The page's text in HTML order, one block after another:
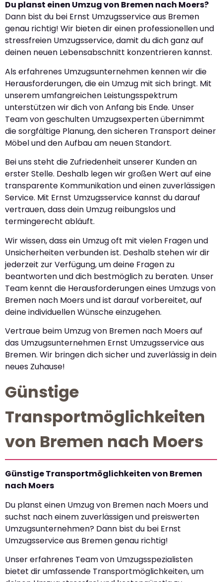
Du planst einen Umzug von Bremen nach Moers?
Dann bist du bei Ernst Umzugsservice aus Bremen
genau richtig! Wir bieten dir einen professionellen und
stressfreien Umzugsservice, damit du dich ganz auf
deinen neuen Lebensabschnitt konzentrieren kannst.
Als erfahrenes Umzugsunternehmen kennen wir die
Herausforderungen, die ein Umzug mit sich bringt. Mit
unserem umfangreichen Leistungsspektrum
unterstützen wir dich von Anfang bis Ende. Unser
Team von geschulten Umzugsexperten übernimmt
die sorgfältige Planung, den sicheren Transport deiner
Möbel und den Aufbau am neuen Standort.
Bei uns steht die Zufriedenheit unserer Kunden an
erster Stelle. Deshalb legen wir großen Wert auf eine
transparente Kommunikation und einen zuverlässigen
Service. Mit Ernst Umzugsservice kannst du darauf
vertrauen, dass dein Umzug reibungslos und
termingerecht abläuft.
Wir wissen, dass ein Umzug oft mit vielen Fragen und
Unsicherheiten verbunden ist. Deshalb stehen wir dir
jederzeit zur Verfügung, um deine Fragen zu
beantworten und dich bestmöglich zu beraten. Unser
Team kennt die Herausforderungen eines Umzugs von
Bremen nach Moers und ist darauf vorbereitet, auf
deine individuellen Wünsche einzugehen.
Vertraue beim Umzug von Bremen nach Moers auf
das Umzugsunternehmen Ernst Umzugsservice aus
Bremen. Wir bringen dich sicher und zuverlässig in dein
neues Zuhause!
Günstige
Transportmöglichkeiten
von Bremen nach Moers
Günstige Transportmöglichkeiten von Bremen
nach Moers
Du planst einen Umzug von Bremen nach Moers und
suchst nach einem zuverlässigen und preiswerten
Umzugsunternehmen? Dann bist du bei Ernst
Umzugsservice aus Bremen genau richtig!
Unser erfahrenes Team von Umzugsspezialisten
bietet dir umfassende Transportmöglichkeiten, um